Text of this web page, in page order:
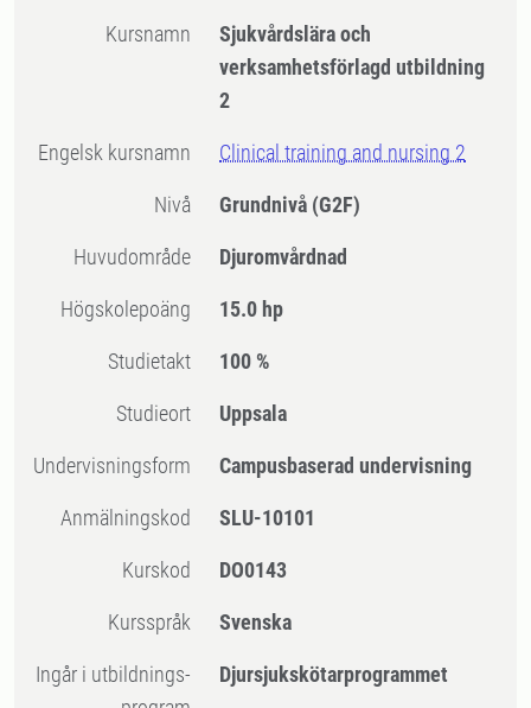
Kursnamn
Sjukvårdslära och
verksamhetsförlagd utbildning
2
Engelsk kursnamn Clinical training and nursing 2
Nivå Grundnivå (G2F)
Huvudområde Djuromvårdnad
högskolepoäng 15.0 hp
Studietakt 100 %
Studieort Uppsala
Undervisningsform Campusbaserad undervisning
Anmälningskod SLU-10101
Kurskod DO0143
Kursspråk Svenska
Ingår i utbildnings-
Djursjukskötarprogrammet